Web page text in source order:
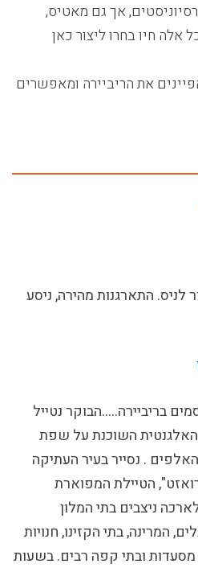
אך גם מאטיס,
בניס ב- 1917… כל אלה חיו בחרו ליצור כאן
את הריביירה ומאפשרים
לניס. התארגנות מהירה,ניסע
בריביירה…..הבוקר נטייל
האלגנטית השוכנת על שפת
. נסייר בעיר העתיקה
הטיילת המפוארת
ניצבים בתי המלון
המרינה, בתי הקזינו, חנויות
ובתי קפה רבים. בשעות